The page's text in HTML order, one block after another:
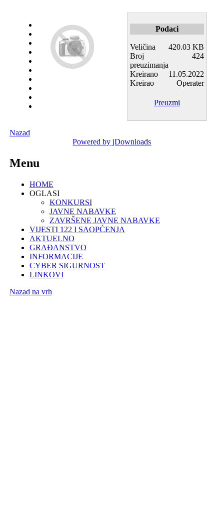
Podaci
Veličina
420.03 KB
Broj
preuzimanja
424
Kreirano
11.05.2022
Kreirao
Operater
Preuzmi
Nazad
Powered by jDownloads
Menu
HOME
OGLASI
KONKURSI
JAVNE NABAVKE
ZAVRŠENE JAVNE NABAVKE
VIJESTI 122 I SAOPĆENJA
AKTUELNO
GRAĐANSTVO
INFORMACIJE
CYBER SIGURNOST
LINKOVI
Nazad na vrh